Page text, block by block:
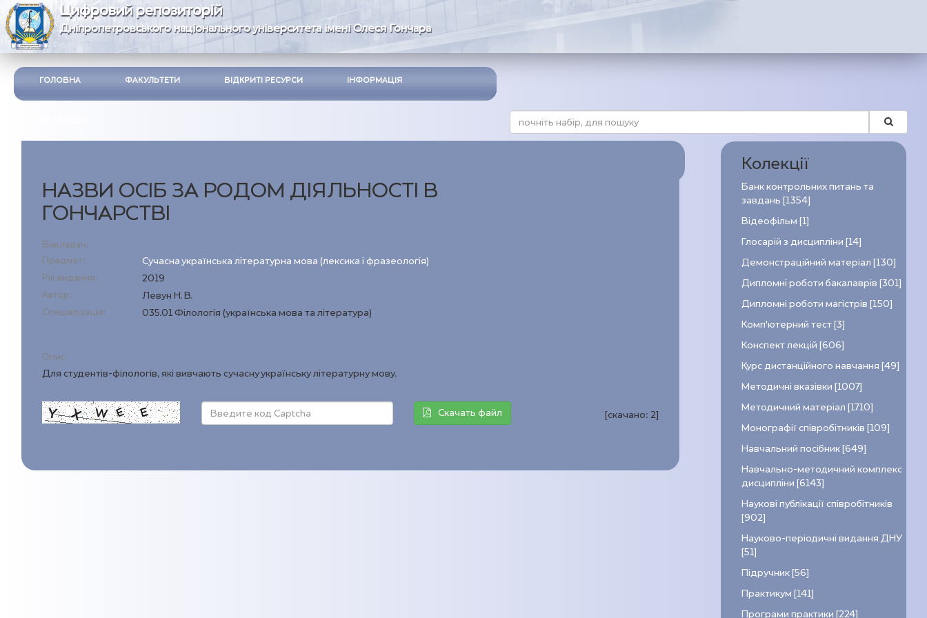
Цифровий репозиторій
Дніпропетровського національного університета імені Олеся Гончара
ГОЛОВНА ФАКУЛЬТЕТИ ВІДКРИТІ РЕСУРСИ ІНФОРМАЦІЯ
НАЗВИ ОСІБ ЗА РОДОМ ДІЯЛЬНОСТІ В
ГОНЧАРСТВІ
Викладач:
Предмет:
Сучасна українська літературна мова (лексика і фразеологія)
Рік видання: 2019
Автор: Левун Н. В.
Спеціалізація: 035.01 Філологія (українська мова та література)
Опис:
Для студентів-філологів, які вивчають сучасну українську літературну мову.
Скачать файл [скачано:2]
Колекції
Банк контрольних питань та
завдань [1354]
Відеофільм [1]
Глосарій з дисципліни [14]
Демонстраційний матеріал [130]
Дипломні роботи бакалаврів [301]
Дипломні роботи магістрів [150]
Комп’ютерний тест [3]
Конспект лекцій [606]
Курс дистанційного навчання [49]
Методичні вказівки [1007]
Методичний матеріал [1710]
Монографії співробітників [109]
Навчальний посібник [649]
Навчально-методичний комплекс
дисципліни [6143]
Наукові публікації співробітників
[902]
Науково-періодичні видання ДНУ
[51]
Підручник [56]
Практикум [141]
Програми практики [224]